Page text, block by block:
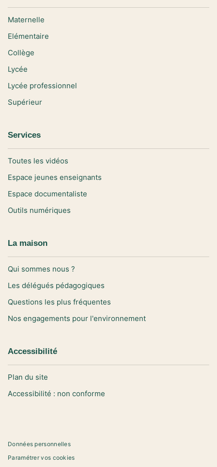
Maternelle
Elémentaire
Collège
Lycée
Lycée professionnel
Supérieur
Services
Toutes les vidéos
Espace jeunes enseignants
Espace documentaliste
Outils numériques
La maison
Qui sommes nous ?
Les délégués pédagogiques
Questions les plus fréquentes
Nos engagements pour l'environnement
Accessibilité
Plan du site
Accessibilité : non conforme
Données personnelles
Paramétrer vos cookies